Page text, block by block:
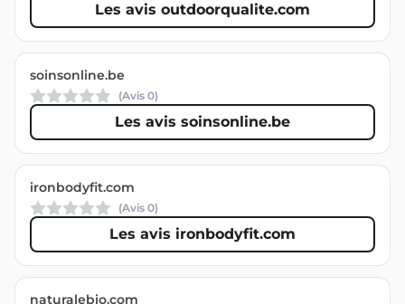
Les avis outdoorqualite.com
soinsonline.be
(Avis 0)
Les avis soinsonline.be
ironbodyfit.com
(Avis 0)
Les avis ironbodyfit.com
naturalebio.com